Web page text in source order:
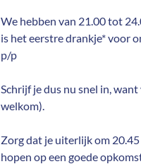
We hebben van 21.00 tot
is het eerstre drankje* voor
p/p
Schrijf je dus nu snel in,
welkom).
Zorg dat je uiterlijk om
hopen op een goede